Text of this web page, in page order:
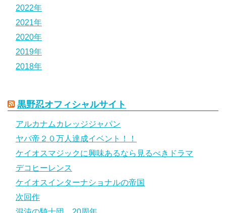
2022年
2021年
2020年
2019年
2018年
黒野忍オフィシャルサイト
アルカナムカレッジジャパン
ヤバ帝２０万人達成イベント！！
ケイオスマジックに興味あるなら見るべきドラマ
デコヒーレンス
ケイオスインターナショナルの帝国
次回作